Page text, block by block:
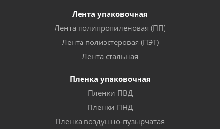
Лента упаковочная
Лента полипропиленовая (ПП)
Лента полиэстеровая (ПЭТ)
Лента стальная
Пленка упаковочная
Пленки ПВД
Пленки ПНД
Пленка воздушно-пузырчатая